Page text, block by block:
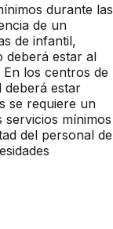
durante las
de un
de infantil,
deberá estar al
los centros de
deberá estar
se requiere un
servicios mínimos
del personal de